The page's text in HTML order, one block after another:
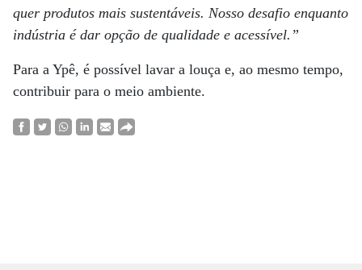
quer produtos mais sustentáveis. Nosso desafio enquanto
indústria é dar opção de qualidade e acessível.”
Para a Ypê, é possível lavar a louça e, ao mesmo tempo,
contribuir para o meio ambiente.